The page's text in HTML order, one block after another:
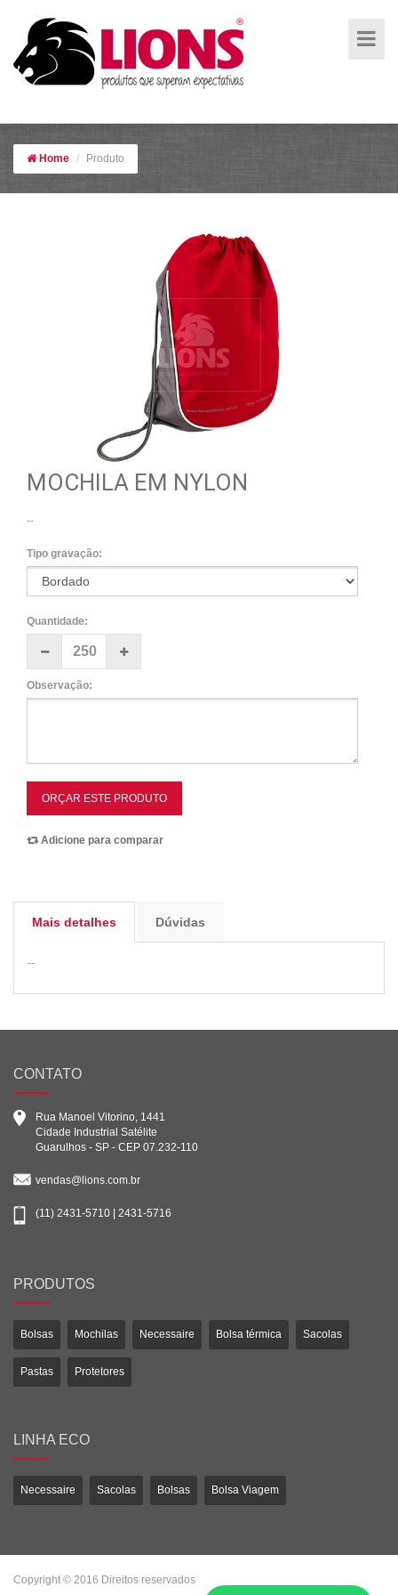
Home Produto
MOCHILA EM NYLON
--
Tipo gravação:
Quantidade:
Observação:
ORÇAR ESTE PRODUTO
Adicione para comparar
Mais detalhes Dúvidas
--
CONTATO
Rua Manoel Vitorino, 1441
Cidade Industrial Satélite
Guarulhos - SP - CEP 07.232-110
vendas@lions.com.br
(11) 2431-5710 | 2431-5716
PRODUTOS
Bolsas Mochilas Necessaire Bolsa térmica Sacolas
Pastas Protetores
LINHA ECO
Necessaire Sacolas Bolsas Bolsa Viagem
Copyright © 2016 Direitos reservados